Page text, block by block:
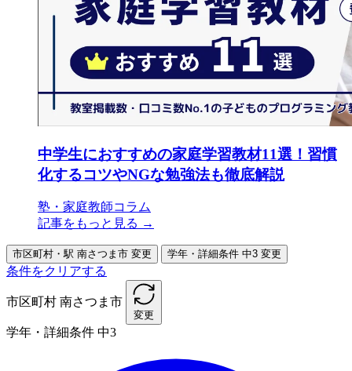
中学生におすすめの家庭学習教材11選！習慣
化するコツやNGな勉強法も徹底解説
塾・家庭教師コラム
記事をもっと見る →
市区町村・駅 南さつま市 変更 学年・詳細条件 中3 変更
条件をクリアする
市区町村 南さつま市
変更
学年・詳細条件 中3